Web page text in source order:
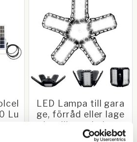
Lu
LED Lampa till gara
ge, förråd eller lage
r. Intelligent bajonet
t 5-bladig